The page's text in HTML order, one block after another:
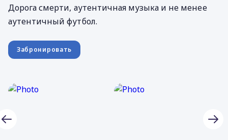
Дорога смерти, аутентичная музыка и не менее
аутентичный футбол.
Забронировать